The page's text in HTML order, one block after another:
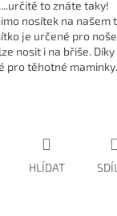
to znáte taky!
nosítek na našem
je určené pro
nosit i na břiše.
pro těhotné maminky.
HLÍDAT